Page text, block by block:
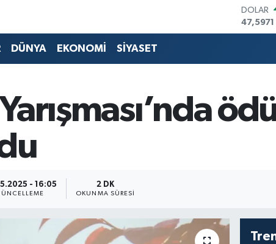
DOLAR
47,5971
EURO
6527.85
BİST100
13.703
DÜNYA EKONOMİ SİYASET
- 16:05 2 DK
OKUNMA SÜRESI